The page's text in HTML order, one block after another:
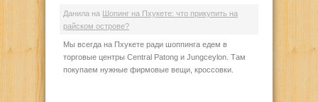
Данила на
Шопинг на Пхукете: что прикупить на
райском острове?
Мы всегда на Пхукете ради шоппинга едем в
торговые центры Central Patong и Jungceylon. Там
покупаем нужные фирмовые вещи, кроссовки.